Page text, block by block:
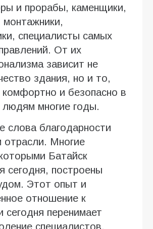
и прорабы, каменщики,
специалисты самых
От их
зависит не
здания, но и то,
комфортно и безопасно в
людям многие годы.
слова благодарности
отрасли. Многие
Батайск
сегодня, построены
Этот опыт и
отношение к
сегодня перенимает
специалистов.